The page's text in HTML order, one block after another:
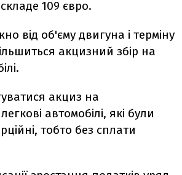
109 євро.
від об'єму двигуна і терміну
акцизний збір на
акциз на
автомобілі, які були
тобто без сплати